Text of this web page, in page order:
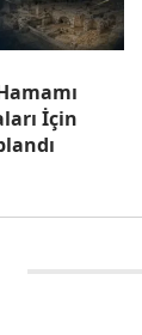
İçin